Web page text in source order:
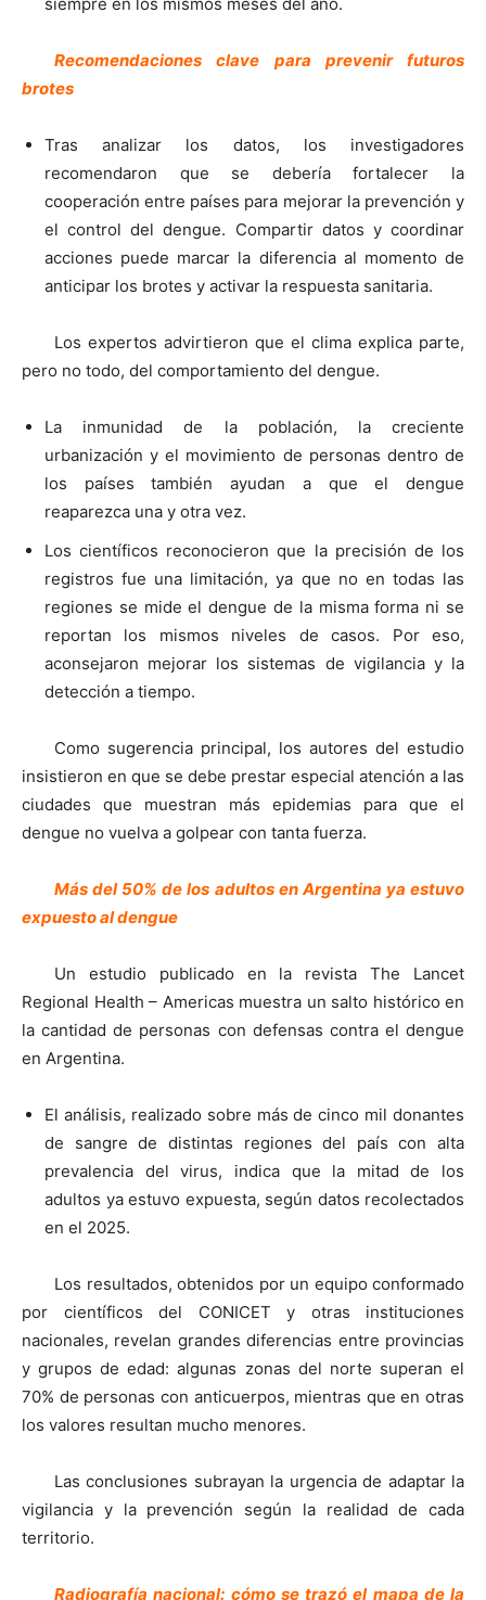
Recomendaciones clave para prevenir futuros
brotes
Tras analizar los datos, los investigadores
recomendaron que se debería fortalecer la
cooperación entre países para mejorar la prevención y
el control del dengue. Compartir datos y coordinar
acciones puede marcar la diferencia al momento de
anticipar los brotes y activar la respuesta sanitaria.
Los expertos advirtieron que el clima explica parte,
pero no todo, del comportamiento del dengue.
La inmunidad de la población, la creciente
urbanización y el movimiento de personas dentro de
los países también ayudan a que el dengue
reaparezca una y otra vez.
Los científicos reconocieron que la precisión de los
registros fue una limitación, ya que no en todas las
regiones se mide el dengue de la misma forma ni se
reportan los mismos niveles de casos. Por eso,
aconsejaron mejorar los sistemas de vigilancia y la
detección a tiempo.
Como sugerencia principal, los autores del estudio
insistieron en que se debe prestar especial atención a las
ciudades que muestran más epidemias para que el
dengue no vuelva a golpear con tanta fuerza.
Más del 50% de los adultos en Argentina ya estuvo
expuesto al dengue
Un estudio publicado en la revista The Lancet
Regional Health – Americas muestra un salto histórico en
la cantidad de personas con defensas contra el dengue
en Argentina.
El análisis, realizado sobre más de cinco mil donantes
de sangre de distintas regiones del país con alta
prevalencia del virus, indica que la mitad de los
adultos ya estuvo expuesta, según datos recolectados
en el 2025.
Los resultados, obtenidos por un equipo conformado
por científicos del CONICET y otras instituciones
nacionales, revelan grandes diferencias entre provincias
y grupos de edad: algunas zonas del norte superan el
70% de personas con anticuerpos, mientras que en otras
los valores resultan mucho menores.
Las conclusiones subrayan la urgencia de adaptar la
vigilancia y la prevención según la realidad de cada
territorio.
Radiografía nacional: cómo se trazó el mapa de la